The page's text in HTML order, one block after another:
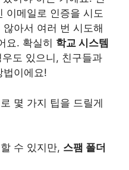
이메일로 인증을 시도
아서 여러 번 시도해
요. 확실히 학교 시스템
도 있으니, 친구들과
법이에요!
몇 가지 팁을 드릴게
수 있지만, 스팸 폴더